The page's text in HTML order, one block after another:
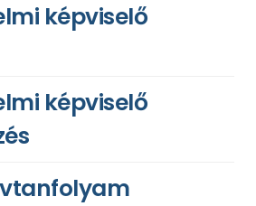
képviselő
képviselő